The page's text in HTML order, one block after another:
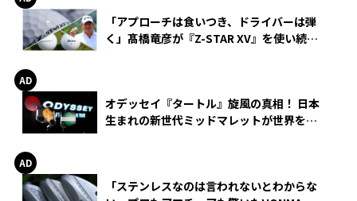
「アプローチは食いつき、ドライバーは弾
く」髙橋竜彦が『Z-STAR XV』を使い続け
オデッセイ『タートル』旋風の真相！ 日本
生まれの新世代ミッドマレットが世界を席
「ステンレスなのは言われないとわからな